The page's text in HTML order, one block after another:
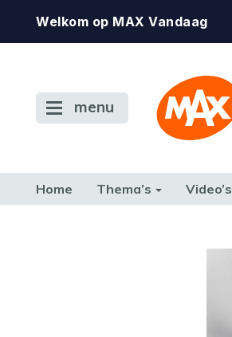
Welkom op MAX Vandaag
menu
Home Thema’s Video’s